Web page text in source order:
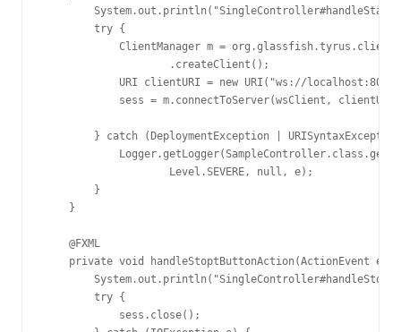
try {
ClientManager m =
.createClient();
URI clientURI = new URI("ws://
sess = m.connectToServer(wsClient,
} catch (DeploymentException |
Level.SEVERE, null, e);
}
}
@FXML
private void handleStoptButtonAction(ActionEvent
try {
sess.close();